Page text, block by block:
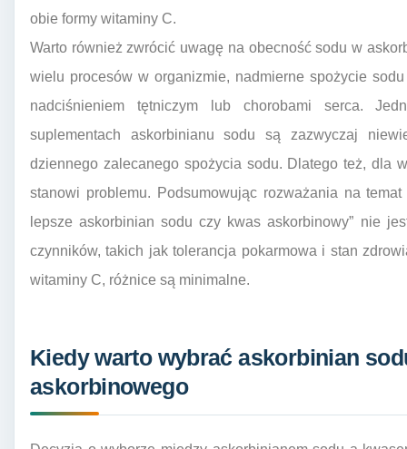
obie formy witaminy C.
Warto również zwrócić uwagę na obecność sodu w
wielu procesów w organizmie, nadmierne spożycie
nadciśnieniem tętniczym lub chorobami serca.
suplementach askorbinianu sodu są zazwyczaj
dziennego zalecanego spożycia sodu. Dlatego też, dla
stanowi problemu. Podsumowując rozważania na
lepsze askorbinian sodu czy kwas askorbinowy” nie
czynników, takich jak tolerancja pokarmowa i stan
witaminy C, różnice są minimalne.
Kiedy warto wybrać askorbinian
askorbinowego